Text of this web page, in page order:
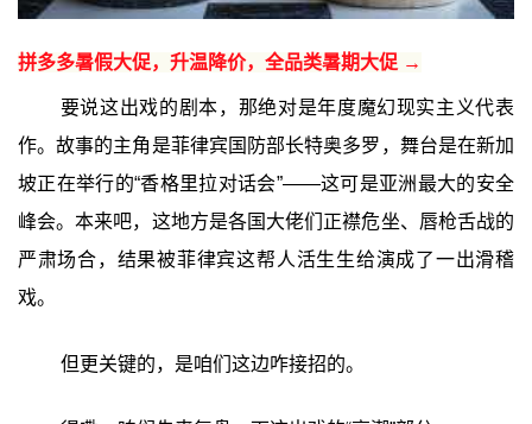
拼多多暑假大促，升温降价，全品类暑期大促 →
要说这出戏的剧本，那绝对是年度魔幻现实主义代表
作。故事的主角是菲律宾国防部长特奥多罗，舞台是在新加
坡正在举行的“香格里拉对话会”——这可是亚洲最大的安全
峰会。本来吧，这地方是各国大佬们正襟危坐、唇枪舌战的
严肃场合，结果被菲律宾这帮人活生生给演成了一出滑稽
戏。
但更关键的，是咱们这边咋接招的。